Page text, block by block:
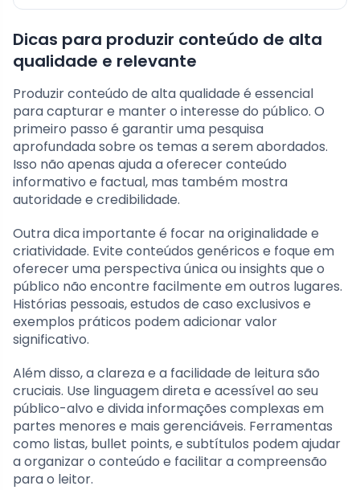
Dicas para produzir conteúdo de alta
qualidade e relevante
Produzir conteúdo de alta qualidade é essencial
para capturar e manter o interesse do público. O
primeiro passo é garantir uma pesquisa
aprofundada sobre os temas a serem abordados.
Isso não apenas ajuda a oferecer conteúdo
informativo e factual, mas também mostra
autoridade e credibilidade.
Outra dica importante é focar na originalidade e
criatividade. Evite conteúdos genéricos e foque em
oferecer uma perspectiva única ou insights que o
público não encontre facilmente em outros lugares.
Histórias pessoais, estudos de caso exclusivos e
exemplos práticos podem adicionar valor
significativo.
Além disso, a clareza e a facilidade de leitura são
cruciais. Use linguagem direta e acessível ao seu
público-alvo e divida informações complexas em
partes menores e mais gerenciáveis. Ferramentas
como listas, bullet points, e subtítulos podem ajudar
a organizar o conteúdo e facilitar a compreensão
para o leitor.